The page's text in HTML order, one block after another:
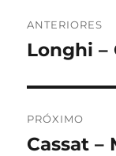
de
ANTERIORES
Post
Longhi –
PRÓXIMO
Próximo
Cassat –